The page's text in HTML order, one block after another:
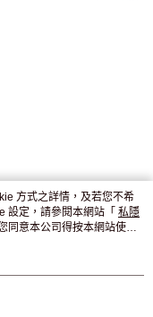
店，7天內取。逾期後
方式之詳情，及若您不希
設定，請參閱本網站「 私隱
同意本公司得按本網站使用